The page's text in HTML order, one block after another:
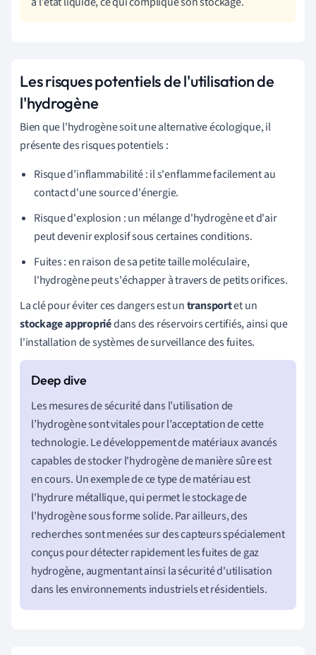
Les risques potentiels de l'utilisation de
l'hydrogène
Bien que l'hydrogène soit une alternative écologique, il
présente des risques potentiels :
Risque d’inflammabilité : il s'enflamme facilement au
contact d'une source d'énergie.
Risque d'explosion : un mélange d'hydrogène et d'air
peut devenir explosif sous certaines conditions.
Fuites : en raison de sa petite taille moléculaire,
l'hydrogène peut s'échapper à travers de petits orifices.
La clé pour éviter ces dangers est untransportet un
stockage appropriédans des réservoirs certifiés, ainsi que
l'installation de systèmes de surveillance des fuites.
Les mesures de sécurité dans l’utilisation de
l’hydrogène sont vitales pour l’acceptation de cette
technologie. Le développement de matériaux avancés
capables de stocker l'hydrogène de manière sûre est
en cours. Un exemple de ce type de matériau est
l'hydrure métallique, qui permet le stockage de
l'hydrogène sous forme solide. Par ailleurs, des
recherches sont menées sur des capteurs spécialement
conçus pour détecter rapidement les fuites de gaz
hydrogène, augmentant ainsi la sécurité d'utilisation
dans les environnements industriels et résidentiels.